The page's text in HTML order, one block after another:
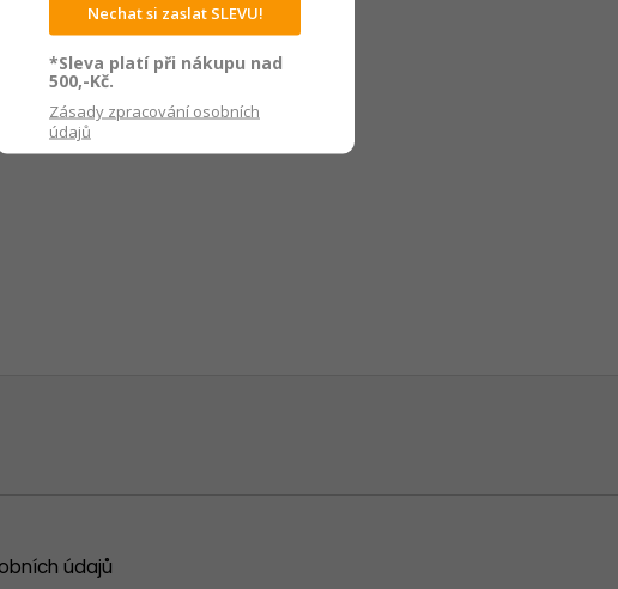
údajů
Nechat si zaslat SLEVU!
*Sleva platí při nákupu nad
500,-Kč.
Zásady zpracování osobních
údajů